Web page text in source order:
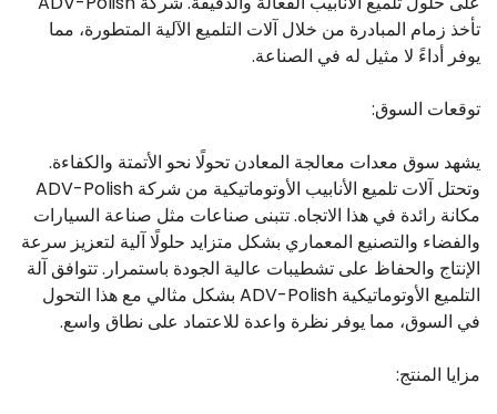
تأخذ زمام المبادرة من خلال آلات التلميع الآلية المتطورة، مما
يوفر أداءً لا مثيل له في الصناعة.
توقعات السوق:
يشهد سوق معدات معالجة المعادن تحولًا نحو الأتمتة والكفاءة.
وتحتل آلات تلميع الأنابيب الأوتوماتيكية من شركة ADV-Polish
مكانة رائدة في هذا الاتجاه. تتبنى صناعات مثل صناعة السيارات
والفضاء والتصنيع المعماري بشكل متزايد حلولًا آلية لتعزيز سرعة
الإنتاج والحفاظ على تشطيبات عالية الجودة باستمرار. تتوافق آلة
التلميع الأوتوماتيكية ADV-Polish بشكل مثالي مع هذا التحول
في السوق، مما يوفر نظرة واعدة للاعتماد على نطاق واسع.
مزايا المنتج: